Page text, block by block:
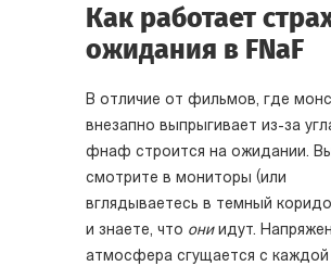
Как работает
ожидания в FNaF
В отличие от фильмов, где
внезапно выпрыгивает из-за
фнаф строится на ожидании.
смотрите в мониторы (или
вглядываетесь в темный
и знаете, что ониидут.
атмосфера сгущается с каждой